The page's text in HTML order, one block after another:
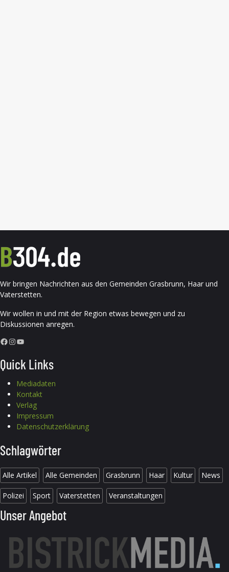
Wir bringen Nachrichten aus den Gemeinden Grasbrunn, Haar und
Vaterstetten.
Wir wollen in und mit der Region etwas bewegen und zu
Diskussionen anregen.
Facebook InstagramYouTube
Quick Links
Mediadaten
Kontakt
Verlag
Impressum
Datenschutzerklärung
Schlagwörter
Alle Artikel Alle Gemeinden Grasbrunn Haar Kultur News
Polizei Sport Vaterstetten Veranstaltungen
Unser Angebot